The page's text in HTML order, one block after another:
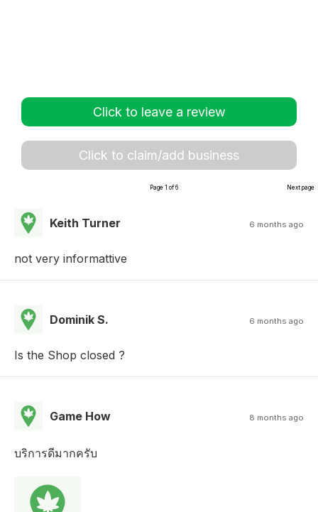
Click to leave a review
Click to claim/add business
Page 1 of 6 Next page
Keith Turner 6 months ago
not very informattive
Dominik S. 6 months ago
Is the Shop closed ?
Game How 8 months ago
บริการดีมากครับ